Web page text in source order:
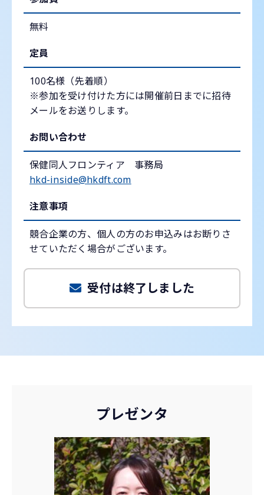
無料
定員
100名様（先着順）
※参加を受け付けた方には開催前日までに招待
メールをお送りします。
お問い合わせ
保健同人フロンティア 事務局
hkd-inside@hkdft.com
注意事項
競合企業の方、個人の方のお申込みはお断りさ
せていただく場合がございます。
受付は終了しました
プレゼンタ